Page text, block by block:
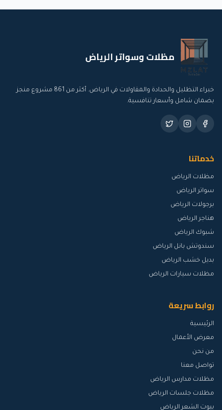
مظلات وسواتر الرياض
خبراء التظليل والحدادة والمقاولات في الرياض. أكثر من 861 مشروع منجز
بضمان شامل وأسعار تنافسية.
خدماتنا
مظلات الرياض
سواتر الرياض
برجولات الرياض
هناجر الرياض
شبوك الرياض
سندوتش بانل الرياض
بديل خشب الرياض
مظلات سيارات الرياض
روابط سريعة
الرئيسية
معرض الأعمال
من نحن
تواصل معنا
مظلات مدارس الرياض
مظلات جلسات الرياض
بيوت الشعر الرياض